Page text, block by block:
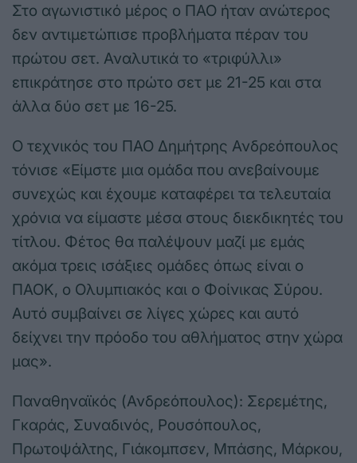
Στο αγωνιστικό μέρος ο ΠΑΟ ήταν ανώτερος
δεν αντιμετώπισε προβλήματα πέραν του
πρώτου σετ. Αναλυτικά το «τριφύλλι»
επικράτησε στο πρώτο σετ με 21-25 και στα
άλλα δύο σετ με 16-25.
Ο τεχνικός του ΠΑΟ Δημήτρης Ανδρεόπουλος
τόνισε «Είμστε μια ομάδα που ανεβαίνουμε
συνεχώς και έχουμε καταφέρει τα τελευταία
χρόνια να είμαστε μέσα στους διεκδικητές του
τίτλου. Φέτος θα παλέψουν μαζί με εμάς
ακόμα τρεις ισάξιες ομάδες όπως είναι ο
ΠΑΟΚ, ο Ολυμπιακός και ο Φοίνικας Σύρου.
Αυτό συμβαίνει σε λίγες χώρες και αυτό
δείχνει την πρόοδο του αθλήματος στην χώρα
μας».
Παναθηναϊκός (Ανδρεόπουλος): Σερεμέτης,
Γκαράς, Συναδινός, Ρουσόπουλος,
Πρωτοψάλτης, Γιάκομπσεν, Μπάσης, Μάρκου,